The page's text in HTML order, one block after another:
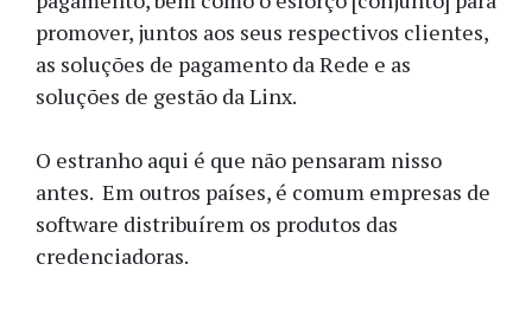
promover, juntos aos seus respectivos clientes,
as soluções de pagamento da Rede e as
soluções de gestão da Linx.
O estranho aqui é que não pensaram nisso
antes. Em outros países, é comum empresas de
software distribuírem os produtos das
credenciadoras.